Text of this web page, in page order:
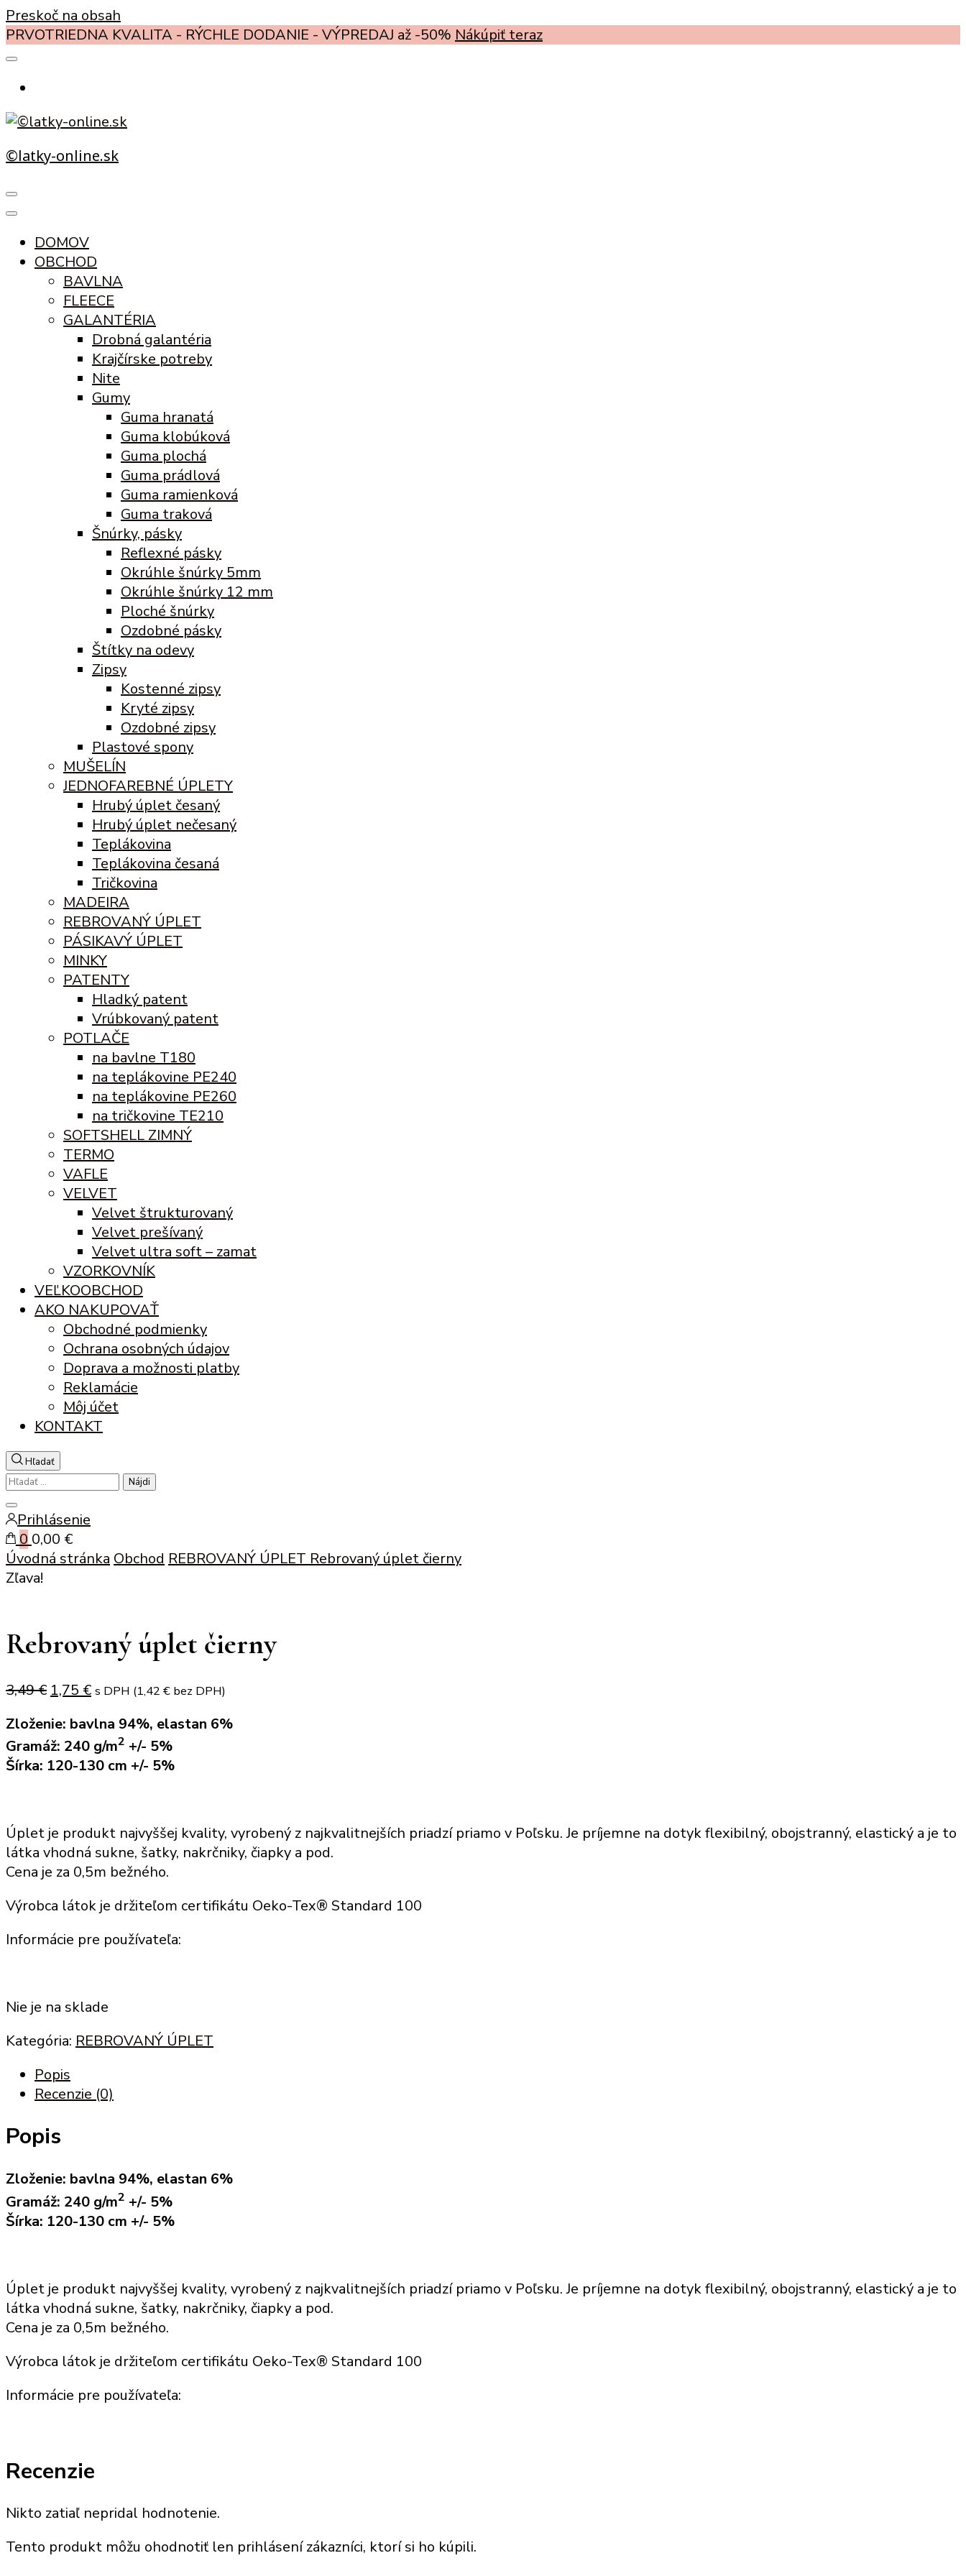
Preskoč na obsah
PRVOTRIEDNA KVALITA - RÝCHLE DODANIE - VÝPREDAJ až -50% Nákúpiť teraz
©latky-online.sk
DOMOV
OBCHOD
BAVLNA
FLEECE
GALANTÉRIA
Drobná galantéria
Krajčírske potreby
Nite
Gumy
Guma hranatá
Guma klobúková
Guma plochá
Guma prádlová
Guma ramienková
Guma traková
Šnúrky, pásky
Reflexné pásky
Okrúhle šnúrky 5mm
Okrúhle šnúrky 12 mm
Ploché šnúrky
Ozdobné pásky
Štítky na odevy
Zipsy
Kostenné zipsy
Kryté zipsy
Ozdobné zipsy
Plastové spony
MUŠELÍN
JEDNOFAREBNÉ ÚPLETY
Hrubý úplet česaný
Hrubý úplet nečesaný
Teplákovina
Teplákovina česaná
Tričkovina
MADEIRA
REBROVANÝ ÚPLET
PÁSIKAVÝ ÚPLET
MINKY
PATENTY
Hladký patent
Vrúbkovaný patent
POTLAČE
na bavlne T180
na teplákovine PE240
na teplákovine PE260
na tričkovine TE210
SOFTSHELL ZIMNÝ
TERMO
VAFLE
VELVET
Velvet štrukturovaný
Velvet prešívaný
Velvet ultra soft – zamat
VZORKOVNÍK
VEĽKOOBCHOD
AKO NAKUPOVAŤ
Obchodné podmienky
Ochrana osobných údajov
Doprava a možnosti platby
Reklamácie
Môj účet
KONTAKT
Hľadať
Hľadať:
Zatvoriť
vyhľadávanie
Prihlásenie
0 0,00 €
Úvodná stránka Obchod REBROVANÝ ÚPLET Rebrovaný úplet čierny
Zľava!
Rebrovaný úplet čierny
3,49€ Original
was:
3,49 €.
1,75 €Current
is:
1,75 €.
s DPH (1,42 € bez DPH)
Zloženie: bavlna 94%, elastan 6%
Gramáž: 240 g/m2 +/- 5%
Šírka: 120-130 cm +/- 5%
Úplet je produkt najvyššej kvality, vyrobený z najkvalitnejších priadzí priamo v Poľsku. Je príjemne na dotyk flexibilný, obojstranný, elastický a je to
látka vhodná sukne, šatky, nakrčniky, čiapky a pod.
Cena je za 0,5m bežného.
Výrobca látok je držiteľom certifikátu Oeko-Tex® Standard 100
Informácie pre používateľa:
Nie je na sklade
Kategória: REBROVANÝ ÚPLET
Popis
Recenzie (0)
Popis
Zloženie: bavlna 94%, elastan 6%
Gramáž: 240 g/m2 +/- 5%
Šírka: 120-130 cm +/- 5%
Úplet je produkt najvyššej kvality, vyrobený z najkvalitnejších priadzí priamo v Poľsku. Je príjemne na dotyk flexibilný, obojstranný, elastický a je to
látka vhodná sukne, šatky, nakrčniky, čiapky a pod.
Cena je za 0,5m bežného.
Výrobca látok je držiteľom certifikátu Oeko-Tex® Standard 100
Informácie pre používateľa:
Recenzie
Nikto zatiaľ nepridal hodnotenie.
Tento produkt môžu ohodnotiť len prihlásení zákazníci, ktorí si ho kúpili.